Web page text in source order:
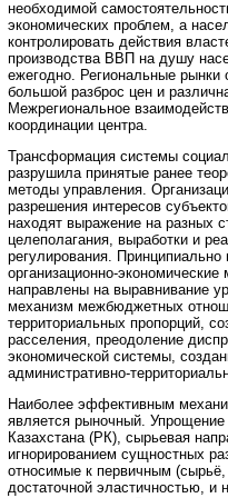
необходимой
экономических проблем, а
контролировать действия
производства ВВП на душу
ежегодно. Региональные рынки
большой разброс цен и
Межрегиональное
координации центра.
Трансформация системы
разрушила принятые ранее
методы управления.
разрешения интересов
находят выражение на разных
целеполагания, выработки и
регулирования.
организационно-
направлены на выравнивание
механизм межбюджетных
территориальных пропорций,
расселения, преодоление
экономической системы,
административно-
Наиболее эффективным
является рыночный. Упрощение
Казахстана (РК), сырьевая
игнорированием сущностных
относимые к первичным
достаточной эластичностью,